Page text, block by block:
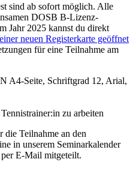
sind ab sofort möglich. Alle
DOSB B-Lizenz-
Jahr 2025 kannst du direkt
neuen Registerkarte geöffnet
für eine Teilnahme am
A4-Seite, Schriftgrad 12, Arial,
zu arbeiten
die Teilnahme an den
in unserem Seminarkalender
E-Mail mitgeteilt.